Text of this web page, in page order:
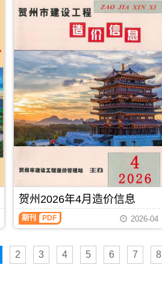
PDF
贺州2026年4月造价信息
期刊 PDF 2026-04
2 3 4 5 6 7 8